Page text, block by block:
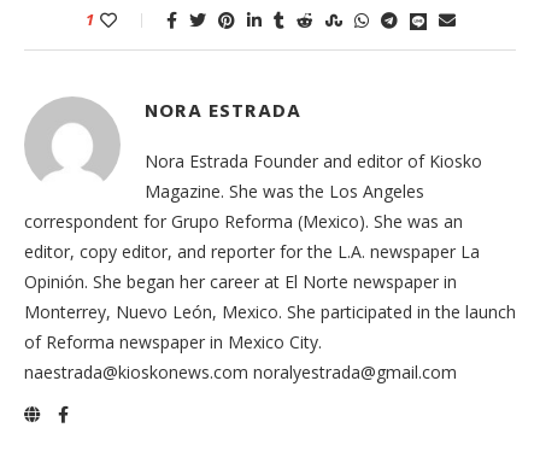
1
NORA ESTRADA
Nora Estrada Founder and editor of Kiosko
Magazine. She was the Los Angeles
correspondent for Grupo Reforma (Mexico). She was an
editor, copy editor, and reporter for the L.A. newspaper La
Opinión. She began her career at El Norte newspaper in
Monterrey, Nuevo León, Mexico. She participated in the launch
of Reforma newspaper in Mexico City.
naestrada@kioskonews.com noralyestrada@gmail.com